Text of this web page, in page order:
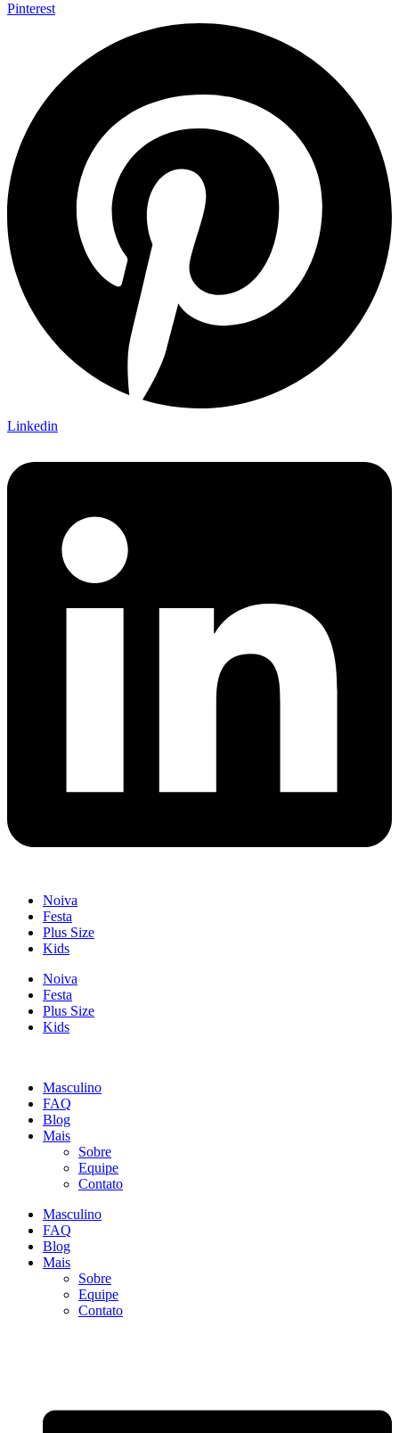
Pinterest
Linkedin
Noiva
Festa
Plus Size
Kids
Noiva
Festa
Plus Size
Kids
Masculino
FAQ
Blog
Mais
Sobre
Equipe
Contato
Masculino
FAQ
Blog
Mais
Sobre
Equipe
Contato